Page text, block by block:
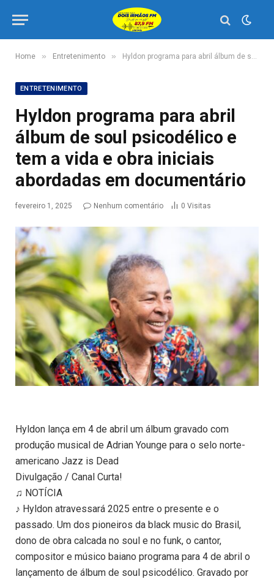
Home » Entretenimento » Hyldon programa para abril álbum de soul psicodélico e tem a vida e obra iniciais abordadas em documentário
ENTRETENIMENTO
Hyldon programa para abril
álbum de soul psicodélico e
tem a vida e obra iniciais
abordadas em documentário
fevereiro 1, 2025 Nenhum comentário 0 Visitas
Hyldon lança em 4 de abril um álbum gravado com
produção musical de Adrian Younge para o selo norte-
americano Jazz is Dead
Divulgação / Canal Curta!
♫ NOTÍCIA
♪ Hyldon atravessará 2025 entre o presente e o
passado. Um dos pioneiros da black music do Brasil,
dono de obra calcada no soul e no funk, o cantor,
compositor e músico baiano programa para 4 de abril o
lançamento de álbum de soul psicodélico. Gravado por